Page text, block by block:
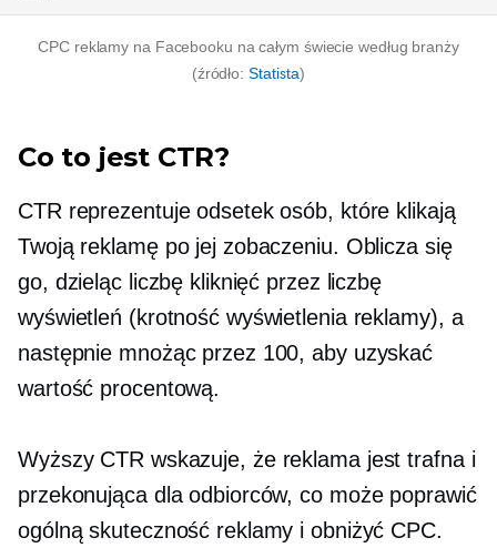
CPC reklamy na Facebooku na całym świecie według branży
(źródło: Statista)
Co to jest CTR?
CTR reprezentuje odsetek osób, które klikają
Twoją reklamę po jej zobaczeniu. Oblicza się
go, dzieląc liczbę kliknięć przez liczbę
wyświetleń (krotność wyświetlenia reklamy), a
następnie mnożąc przez 100, aby uzyskać
wartość procentową.
Wyższy CTR wskazuje, że reklama jest trafna i
przekonująca dla odbiorców, co może poprawić
ogólną skuteczność reklamy i obniżyć CPC.